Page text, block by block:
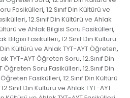
Fasikülleri, 12.Sınıf Din Kültürü ve
, 12.Sınıf Din Kültürü ve Ahlak
ve Ahlak Bilgisi Soru Fasikülleri,
Bilgisi Fasikülleri, 12.Sınıf Din Kültürü
Din Kültürü ve Ahlak TYT-AYT Öğreten,
TYT-AYT Öğreten Soru, 12.Sınıf Din
Öğreten Soru Fasikülleri, 12.Sınıf Din
Öğreten Fasikülleri, 12.Sınıf Din Kültürü
12.Sınıf Din Kültürü ve Ahlak TYT-AYT